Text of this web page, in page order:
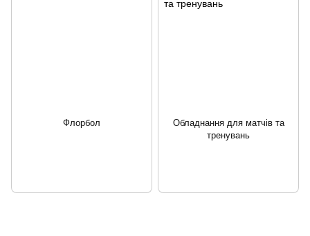
Флорбол
Обладнання для матчів та
тренувань